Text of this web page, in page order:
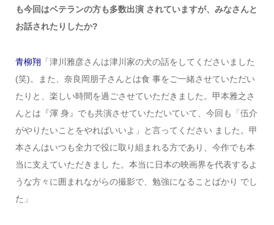
も今回はベテランの方も多数出演 されていますが、みなさんと
お話されたりしたか?
青柳翔 「津川雅彦さんは津川家の犬の話をしてくださいました
(笑)。また、奈良岡朋子さんとは食 事をご一緒させていただい
たりと、楽しい時間を過ごさせていただきました。甲本雅之さ
んとは『渾 身』でも共演させていただいていて、今回も「伍介
がやりたいことをやればいいよ」と言ってください ました。甲
本さんはいつも全力で役に取り組まれる方であり、今作でも本
当に支えていただきまし た。本当に日本の映画界を代表するよ
うな方々に囲まれながらの撮影で、勉強になることばかり でし
た」